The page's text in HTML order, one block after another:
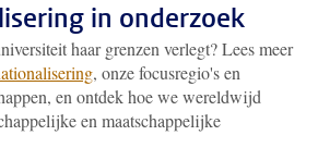
in onderzoek
haar grenzen verlegt? Lees meer
, onze focusregio's en
en ontdek hoe we wereldwijd
en maatschappelijke